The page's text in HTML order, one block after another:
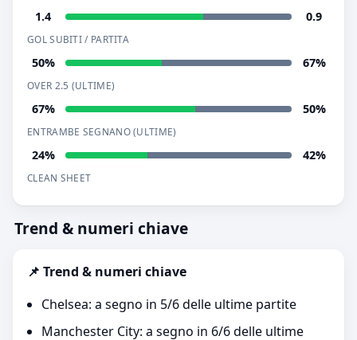
1.4 0.9
GOL SUBITI / PARTITA
50% 67%
OVER 2.5 (ULTIME)
67% 50%
ENTRAMBE SEGNANO (ULTIME)
24% 42%
CLEAN SHEET
Trend & numeri chiave
📌 Trend & numeri chiave
Chelsea: a segno in 5/6 delle ultime partite
Manchester City: a segno in 6/6 delle ultime